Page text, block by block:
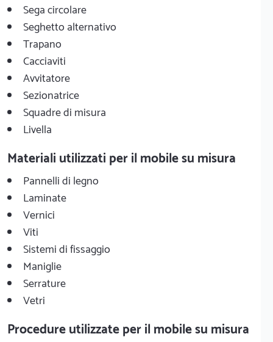
Sega circolare
Seghetto alternativo
Trapano
Cacciaviti
Avvitatore
Sezionatrice
Squadre di misura
Livella
Materiali utilizzati per il mobile su misura
Pannelli di legno
Laminate
Vernici
Viti
Sistemi di fissaggio
Maniglie
Serrature
Vetri
Procedure utilizzate per il mobile su misura